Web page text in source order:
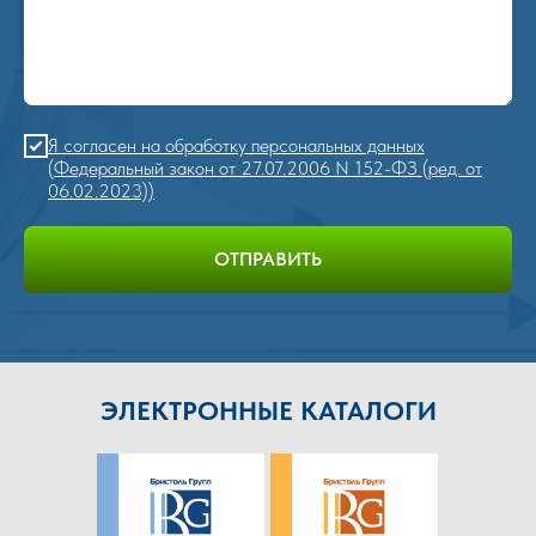
Я согласен на обработку персональных данных
(Федеральный закон от 27.07.2006 N 152-ФЗ (ред. от
06.02.2023))
ОТПРАВИТЬ
ЭЛЕКТРОННЫЕ КАТАЛОГИ